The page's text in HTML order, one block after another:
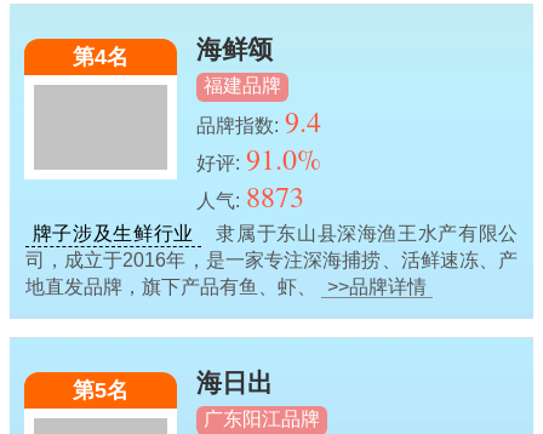
第4名 海鲜颂
福建品牌
品牌指数: 9.4
好评: 91.0%
人气: 8873
牌子涉及生鲜行业
隶属于东山县深海渔王水产有限公
司，成立于2016年，是一家专注深海捕捞、活鲜速冻、产
地直发品牌，旗下产品有鱼、虾、
>>品牌详情
第5名 海日出
广东阳江品牌